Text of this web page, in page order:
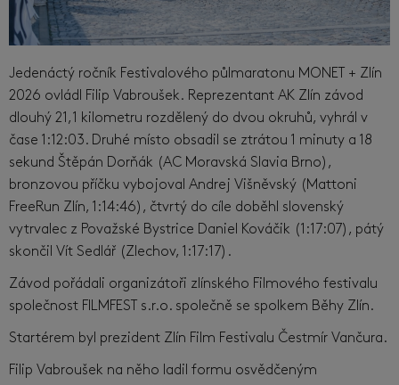
Jedenáctý ročník Festivalového půlmaratonu MONET + Zlín
2026 ovládl Filip Vabroušek. Reprezentant AK Zlín závod
dlouhý 21,1 kilometru rozdělený do dvou okruhů, vyhrál v
čase 1:12:03. Druhé místo obsadil se ztrátou 1 minuty a 18
sekund Štěpán Dorňák (AC Moravská Slavia Brno),
bronzovou příčku vybojoval Andrej Višněvský (Mattoni
FreeRun Zlín, 1:14:46), čtvrtý do cíle doběhl slovenský
vytrvalec z Považské Bystrice Daniel Kováčik (1:17:07), pátý
skončil Vít Sedlář (Zlechov, 1:17:17).
Závod pořádali organizátoři zlínského Filmového festivalu
společnost FILMFEST s.r.o. společně se spolkem Běhy Zlín.
Startérem byl prezident Zlín Film Festivalu Čestmír Vančura.
Filip Vabroušek na něho ladil formu osvědčeným